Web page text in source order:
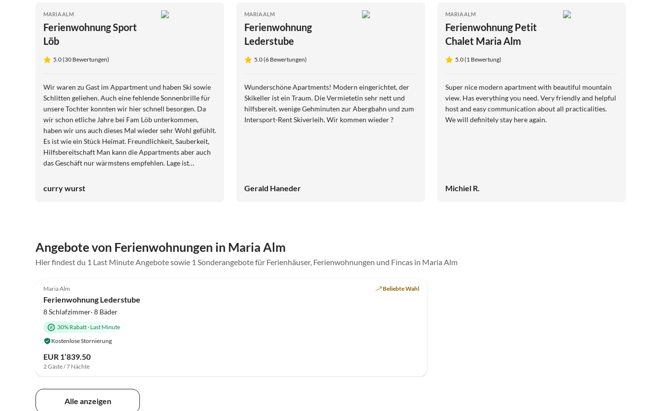
MARIA ALM
Ferienwohnung Sport
Löb
5.0 (30 Bewertungen)
Wir waren zu Gast im Appartment und haben Ski sowie
Schlitten geliehen. Auch eine fehlende Sonnenbrille für
unsere Tochter konnten wir hier schnell besorgen. Da
wir schon etliche Jahre bei Fam Löb unterkommen,
haben wir uns auch dieses Mal wieder sehr Wohl gefühlt.
Es ist wie ein Stück Heimat. Freundlichkeit, Sauberkeit,
Hilfsbereitschaft Man kann die Appartments aber auch
das Geschäft nur wärmstens empfehlen. Lage ist
denke ich bald wieder kommen... wenn die Lütte Schnee
lieben gelernt hat :D
curry wurst
MARIA ALM
Ferienwohnung
Lederstube
5.0 (6 Bewertungen)
Wunderschöne Apartments! Modern eingerichtet, der
Skikeller ist ein Traum. Die Vermietetin sehr nett und
hilfsbereit. wenige Gehminuten zur Abergbahn und zum
Intersport-Rent Skiverleih. Wir kommen wieder ?
Gerald Haneder
MARIA ALM
Ferienwohnung Petit
Chalet Maria Alm
5.0 (1 Bewertung)
Super nice modern apartment with beautiful mountain
view. Has everything you need. Very friendly and helpful
host and easy communication about all practicalities.
We will definitely stay here again.
Michiel R.
Angebote von Ferienwohnungen in Maria Alm
Hier findest du 1 Last Minute Angebote sowie 1 Sonderangebote für Ferienhäuser, Ferienwohnungen und Fincas in Maria Alm
Maria Alm Beliebte Wahl
Ferienwohnung Lederstube
8 Schlafzimmer· 8 Bäder
30% Rabatt· Last Minute
Kostenlose Stornierung
EUR 1’839.50
2 Gäste / 7 Nächte
Alle anzeigen